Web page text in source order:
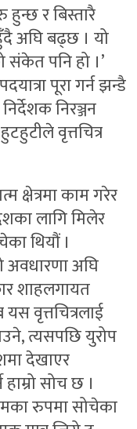
हुन्छ र बिस्तारै
अघि बढ्छ । यो
संकेत पनि हो ।’
पूरा गर्न झन्डै
निरञ्जन
वृत्तचित्र
क्षेत्रमा काम गरेर
लागि मिलेर
थियौं ।
अवधारणा अघि
शाहलगायत
वृत्तचित्रलाई
त्यसपछि युरोप
देखाएर
सोच छ ।
रुपमा सोचेका